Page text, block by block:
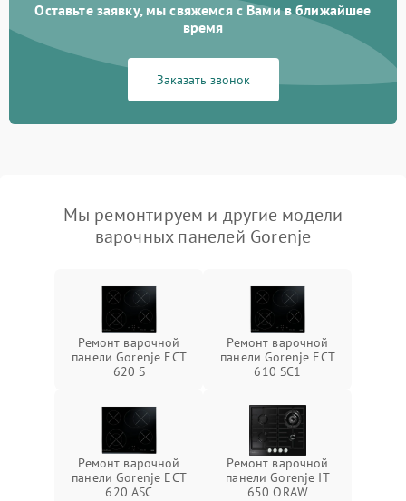
Оставьте заявку, мы свяжемся с Вами в ближайшее
время
Заказать звонок
Мы ремонтируем и другие модели
варочных панелей Gorenje
Ремонт варочной
панели Gorenje ECT
620 S
Ремонт варочной
панели Gorenje ECT
610 SC1
Ремонт варочной
панели Gorenje ECT
620 ASC
Ремонт варочной
панели Gorenje IT
650 ORAW